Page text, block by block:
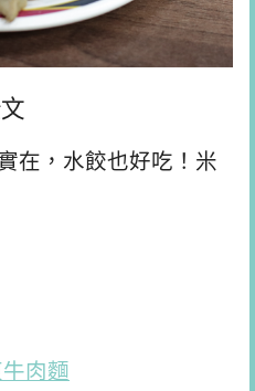
在，水餃也好吃！米
肉麵